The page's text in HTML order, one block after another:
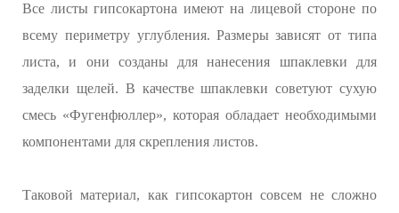
Все листы гипсокартона имеют на лицевой стороне по
всему периметру углубления. Размеры зависят от типа
листа, и они созданы для нанесения шпаклевки для
заделки щелей. В качестве шпаклевки советуют сухую
смесь «Фугенфюллер», которая обладает необходимыми
компонентами для скрепления листов.
Таковой материал, как гипсокартон совсем не сложно